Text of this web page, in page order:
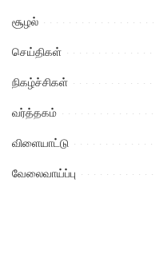
சூழல்
செய்திகள்
நிகழ்ச்சிகள்
வர்த்தகம்
விளையாட்டு
வேலைவாய்ப்பு